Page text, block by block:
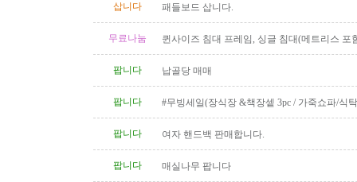
삽니다 패들보드 삽니다.
무료나눔 퀸사이즈 침대 프레임, 싱글 침대(메트리스 포
팝니다 납골당 매매
팝니다 #무빙세일(장식장 &책장셑 3pc / 가죽쇼파/식
팝니다 여자 핸드백 판매합니다.
팝니다 매실나무 팝니다